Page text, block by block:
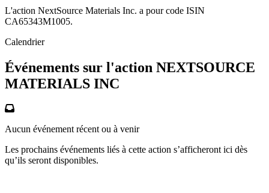
L'action NextSource Materials Inc. a pour code ISIN
CA65343M1005.
Calendrier
Événements sur l'action NEXTSOURCE
MATERIALS INC
Aucun événement récent ou à venir
Les prochains événements liés à cette action s’afficheront ici dès
qu’ils seront disponibles.